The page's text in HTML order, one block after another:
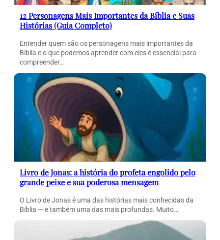
12 Personagens Mais Importantes da Bíblia e Suas
Histórias (Guia Completo)
Entender quem são os personagens mais importantes da
Bíblia e o que podemos aprender com eles é essencial para
compreender…
Livro de Jonas: a história do profeta engolido pelo
grande peixe e sua poderosa mensagem
O Livro de Jonas é uma das histórias mais conhecidas da
Bíblia — e também uma das mais profundas. Muito…